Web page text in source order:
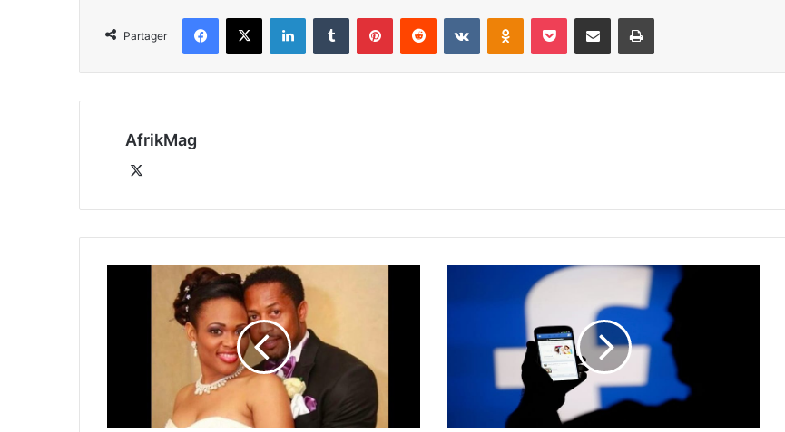
Partager
Facebook
X LinkedinTumblr PinterestReddit VKontakteOdnoklassniki
Pocket Partager par email Imprimer
AfrikMag